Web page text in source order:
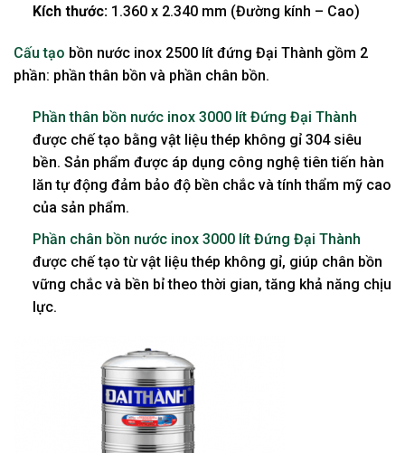
Kích thước:1.360 x 2.340 mm (Đường kính – Cao)
Cấu tạo bồn nước inox 2500 lít đứng Đại Thành gồm 2
phần: phần thân bồn và phần chân bồn.
Phần thân bồn nước inox 3000 lít Đứng Đại Thành
được chế tạo bằng vật liệu thép không gỉ 304 siêu
bền. Sản phẩm được áp dụng công nghệ tiên tiến hàn
lăn tự động đảm bảo độ bền chắc và tính thẩm mỹ cao
của sản phẩm.
Phần chân bồn nước inox 3000 lít Đứng Đại Thành
được chế tạo từ vật liệu thép không gỉ, giúp chân bồn
vững chắc và bền bỉ theo thời gian, tăng khả năng chịu
lực.